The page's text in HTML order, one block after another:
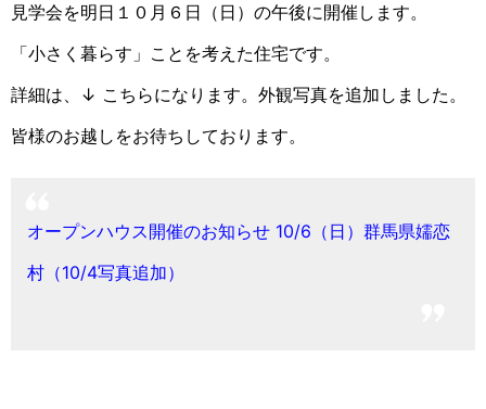
見学会を明日１０月６日（日）の午後に開催します。
「小さく暮らす」ことを考えた住宅です。
詳細は、↓ こちらになります。外観写真を追加しました。
皆様のお越しをお待ちしております。
オープンハウス開催のお知らせ 10/6（日）群馬県嬬恋
村（10/4写真追加）